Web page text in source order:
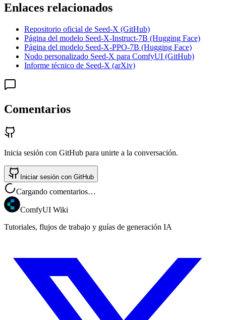
Enlaces relacionados
Repositorio oficial de Seed-X (GitHub)
Página del modelo Seed-X-Instruct-7B (Hugging Face)
Página del modelo Seed-X-PPO-7B (Hugging Face)
Nodo personalizado Seed-X para ComfyUI (GitHub)
Informe técnico de Seed-X (arXiv)
Comentarios
Inicia sesión con GitHub para unirte a la conversación.
Iniciar sesión con GitHub
Cargando comentarios…
ComfyUI Wiki
Tutoriales, flujos de trabajo y guías de generación IA